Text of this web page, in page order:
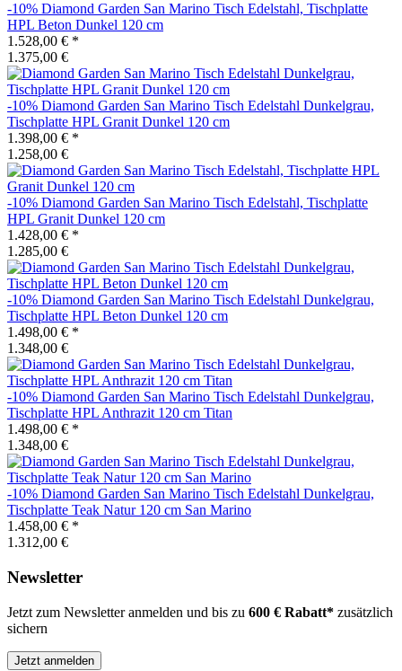
-10% Diamond Garden San Marino Tisch Edelstahl, Tischplatte
HPL Beton Dunkel 120 cm
1.528,00 € *
1.375,00 €
-10% Diamond Garden San Marino Tisch Edelstahl Dunkelgrau,
Tischplatte HPL Granit Dunkel 120 cm
1.398,00 € *
1.258,00 €
-10% Diamond Garden San Marino Tisch Edelstahl, Tischplatte
HPL Granit Dunkel 120 cm
1.428,00 € *
1.285,00 €
-10% Diamond Garden San Marino Tisch Edelstahl Dunkelgrau,
Tischplatte HPL Beton Dunkel 120 cm
1.498,00 € *
1.348,00 €
-10% Diamond Garden San Marino Tisch Edelstahl Dunkelgrau,
Tischplatte HPL Anthrazit 120 cm Titan
1.498,00 € *
1.348,00 €
-10% Diamond Garden San Marino Tisch Edelstahl Dunkelgrau,
Tischplatte Teak Natur 120 cm San Marino
1.458,00 € *
1.312,00 €
Newsletter
Jetzt zum Newsletter anmelden und bis zu 600 € Rabatt* zusätzlich
sichern
Jetzt anmelden